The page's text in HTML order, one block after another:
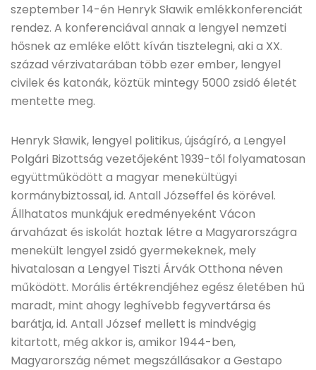
szeptember 14-én Henryk Sławik emlékkonferenciát
rendez. A konferenciával annak a lengyel nemzeti
hősnek az emléke előtt kíván tisztelegni, aki a XX.
század vérzivatarában több ezer ember, lengyel
civilek és katonák, köztük mintegy 5000 zsidó életét
mentette meg.
Henryk Sławik, lengyel politikus, újságíró, a Lengyel
Polgári Bizottság vezetőjeként 1939-től folyamatosan
együttműködött a magyar menekültügyi
kormánybiztossal, id. Antall Józseffel és körével.
Állhatatos munkájuk eredményeként Vácon
árvaházat és iskolát hoztak létre a Magyarországra
menekült lengyel zsidó gyermekeknek, mely
hivatalosan a Lengyel Tiszti Árvák Otthona néven
működött. Morális értékrendjéhez egész életében hű
maradt, mint ahogy leghívebb fegyvertársa és
barátja, id. Antall József mellett is mindvégig
kitartott, még akkor is, amikor 1944-ben,
Magyarország német megszállásakor a Gestapo